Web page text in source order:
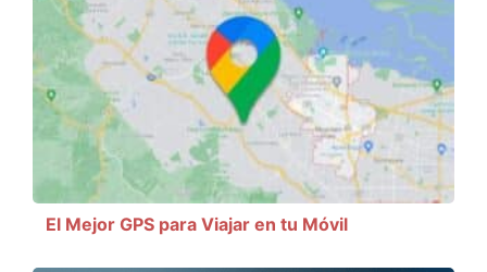
El Mejor GPS para Viajar en tu Móvil